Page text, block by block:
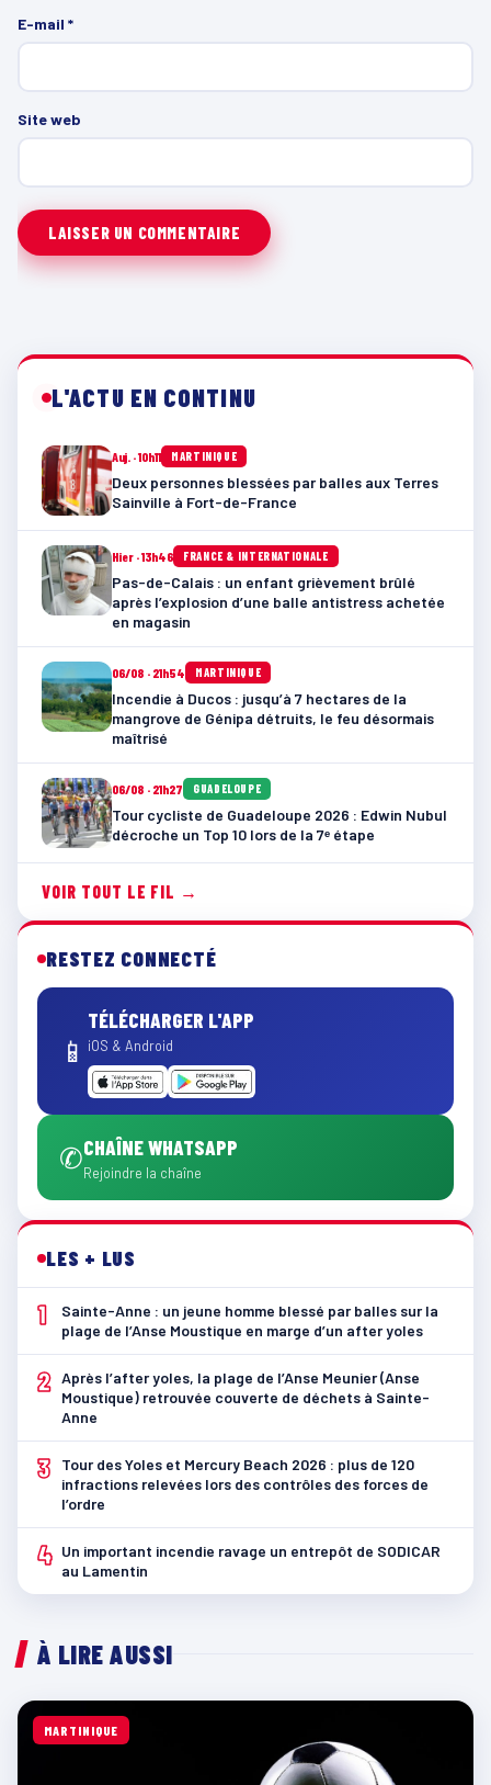
E-mail *
Site web
L'ACTU EN CONTINU
Auj. · 10h11 MARTINIQUE
Deux personnes blessées par balles aux Terres
Sainville à Fort-de-France
Hier · 13h46 FRANCE & INTERNATIONALE
Pas-de-Calais : un enfant grièvement brûlé
après l’explosion d’une balle antistress achetée
en magasin
06/08 · 21h54 MARTINIQUE
Incendie à Ducos : jusqu’à 7 hectares de la
mangrove de Génipa détruits, le feu désormais
maîtrisé
06/08 · 21h27 GUADELOUPE
Tour cycliste de Guadeloupe 2026 : Edwin Nubul
décroche un Top 10 lors de la 7ᵉ étape
VOIR TOUT LE FIL →
RESTEZ CONNECTÉ
📱
TÉLÉCHARGER L'APP
iOS & Android
✆CHAÎNE WHATSAPP
Rejoindre la chaîne
LES + LUS
1
Sainte-Anne : un jeune homme blessé par balles sur la
plage de l’Anse Moustique en marge d’un after yoles
2 Après l’after yoles, la plage de l’Anse Meunier (Anse
Moustique) retrouvée couverte de déchets à Sainte-
Anne
3
Tour des Yoles et Mercury Beach 2026 : plus de 120
infractions relevées lors des contrôles des forces de
l’ordre
4 Un important incendie ravage un entrepôt de SODICAR
au Lamentin
À LIRE AUSSI
MARTINIQUE